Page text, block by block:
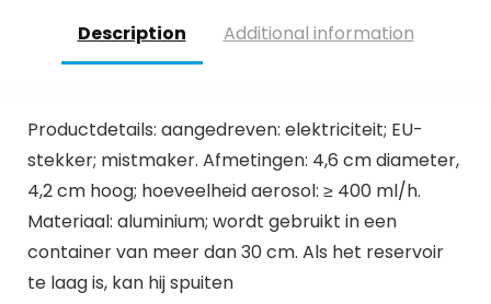
elektrische
voor Ou
Description Additional information
Productdetails: aangedreven: elektriciteit; EU-
stekker; mistmaker. Afmetingen: 4,6 cm diameter,
4,2 cm hoog; hoeveelheid aerosol: ≥ 400 ml/h.
Materiaal: aluminium; wordt gebruikt in een
container van meer dan 30 cm. Als het reservoir
te laag is, kan hij spuiten